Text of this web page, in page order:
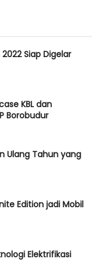
Siap Digelar
KBL dan
Borobudur
Ulang Tahun yang
Edition jadi Mobil
Elektrifikasi